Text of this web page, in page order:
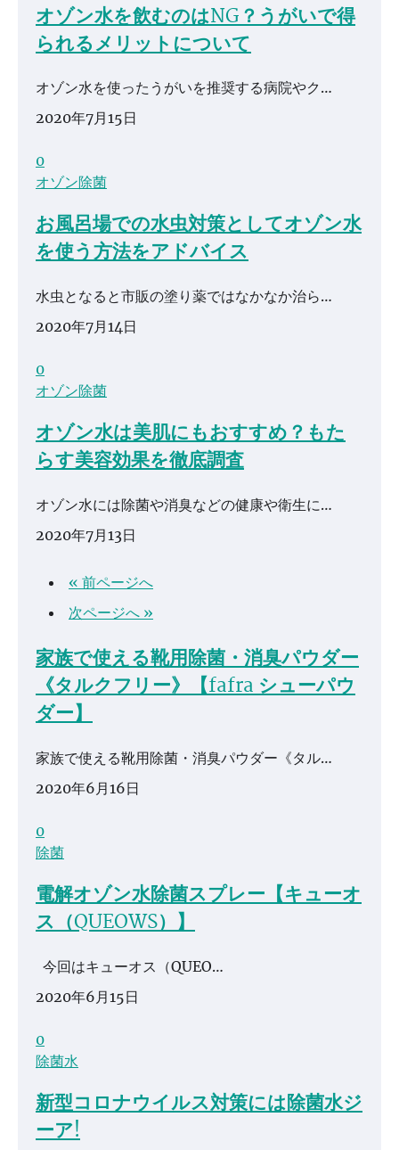
オゾン水を飲むのはNG？うがいで得
られるメリットについて
オゾン水を使ったうがいを推奨する病院やク…
2020年7月15日
0
オゾン除菌
お風呂場での水虫対策としてオゾン水
を使う方法をアドバイス
水虫となると市販の塗り薬ではなかなか治ら…
2020年7月14日
0
オゾン除菌
オゾン水は美肌にもおすすめ？もた
らす美容効果を徹底調査
オゾン水には除菌や消臭などの健康や衛生に…
2020年7月13日
« 前ページへ
次ページへ »
家族で使える靴用除菌・消臭パウダー
《タルクフリー》【fafra シューパウ
ダー】
家族で使える靴用除菌・消臭パウダー《タル…
2020年6月16日
0
除菌
電解オゾン水除菌スプレー【キューオ
ス（QUEOWS）】
今回はキューオス（QUEO…
2020年6月15日
0
除菌水
新型コロナウイルス対策には除菌水ジ
ーア!